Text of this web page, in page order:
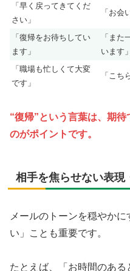
「早く戻ってきてくだ
さい」
「お会
「復帰をお待ちしてい
ます」
「また
います」
「職場も忙しくて大変
です」
「こち
“復帰”という言葉は、期
のがポイントです。
相手を焦らせない表現
メールのトーンを穏やか
い」ことも重要です。
たとえば、「お時間のあ